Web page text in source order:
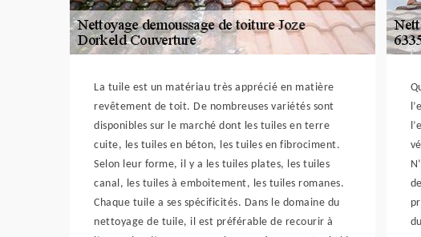
La tuile est un matériau très apprécié en matière
revêtement de toit. De nombreuses variétés sont
disponibles sur le marché dont les tuiles en terre
cuite, les tuiles en béton, les tuiles en fibrociment.
Selon leur forme, il y a les tuiles plates, les tuiles
canal, les tuiles à emboitement, les tuiles romanes.
Chaque tuile a ses spécificités. Dans le domaine du
nettoyage de tuile, il est préférable de recourir à